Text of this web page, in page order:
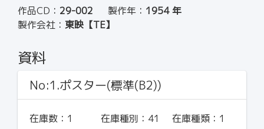
作品CD： 29-002 製作年： 1954 年
製作会社： 東映【TE】
資料
No:1.ポスター(標準(B2))
在庫数： 1 在庫種別： 41 在庫種類： 1